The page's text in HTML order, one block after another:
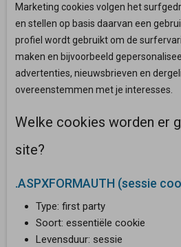
Marketing cookies volgen het
en stellen op basis daarvan een
profiel wordt gebruikt om de
maken en bijvoorbeeld
advertenties, nieuwsbrieven en
overeenstemmen met je interesses.
Welke cookies worden er
site?
.ASPXFORMAUTH (sessie
Type: first party
Soort: essentiële cookie
Levensduur: sessie